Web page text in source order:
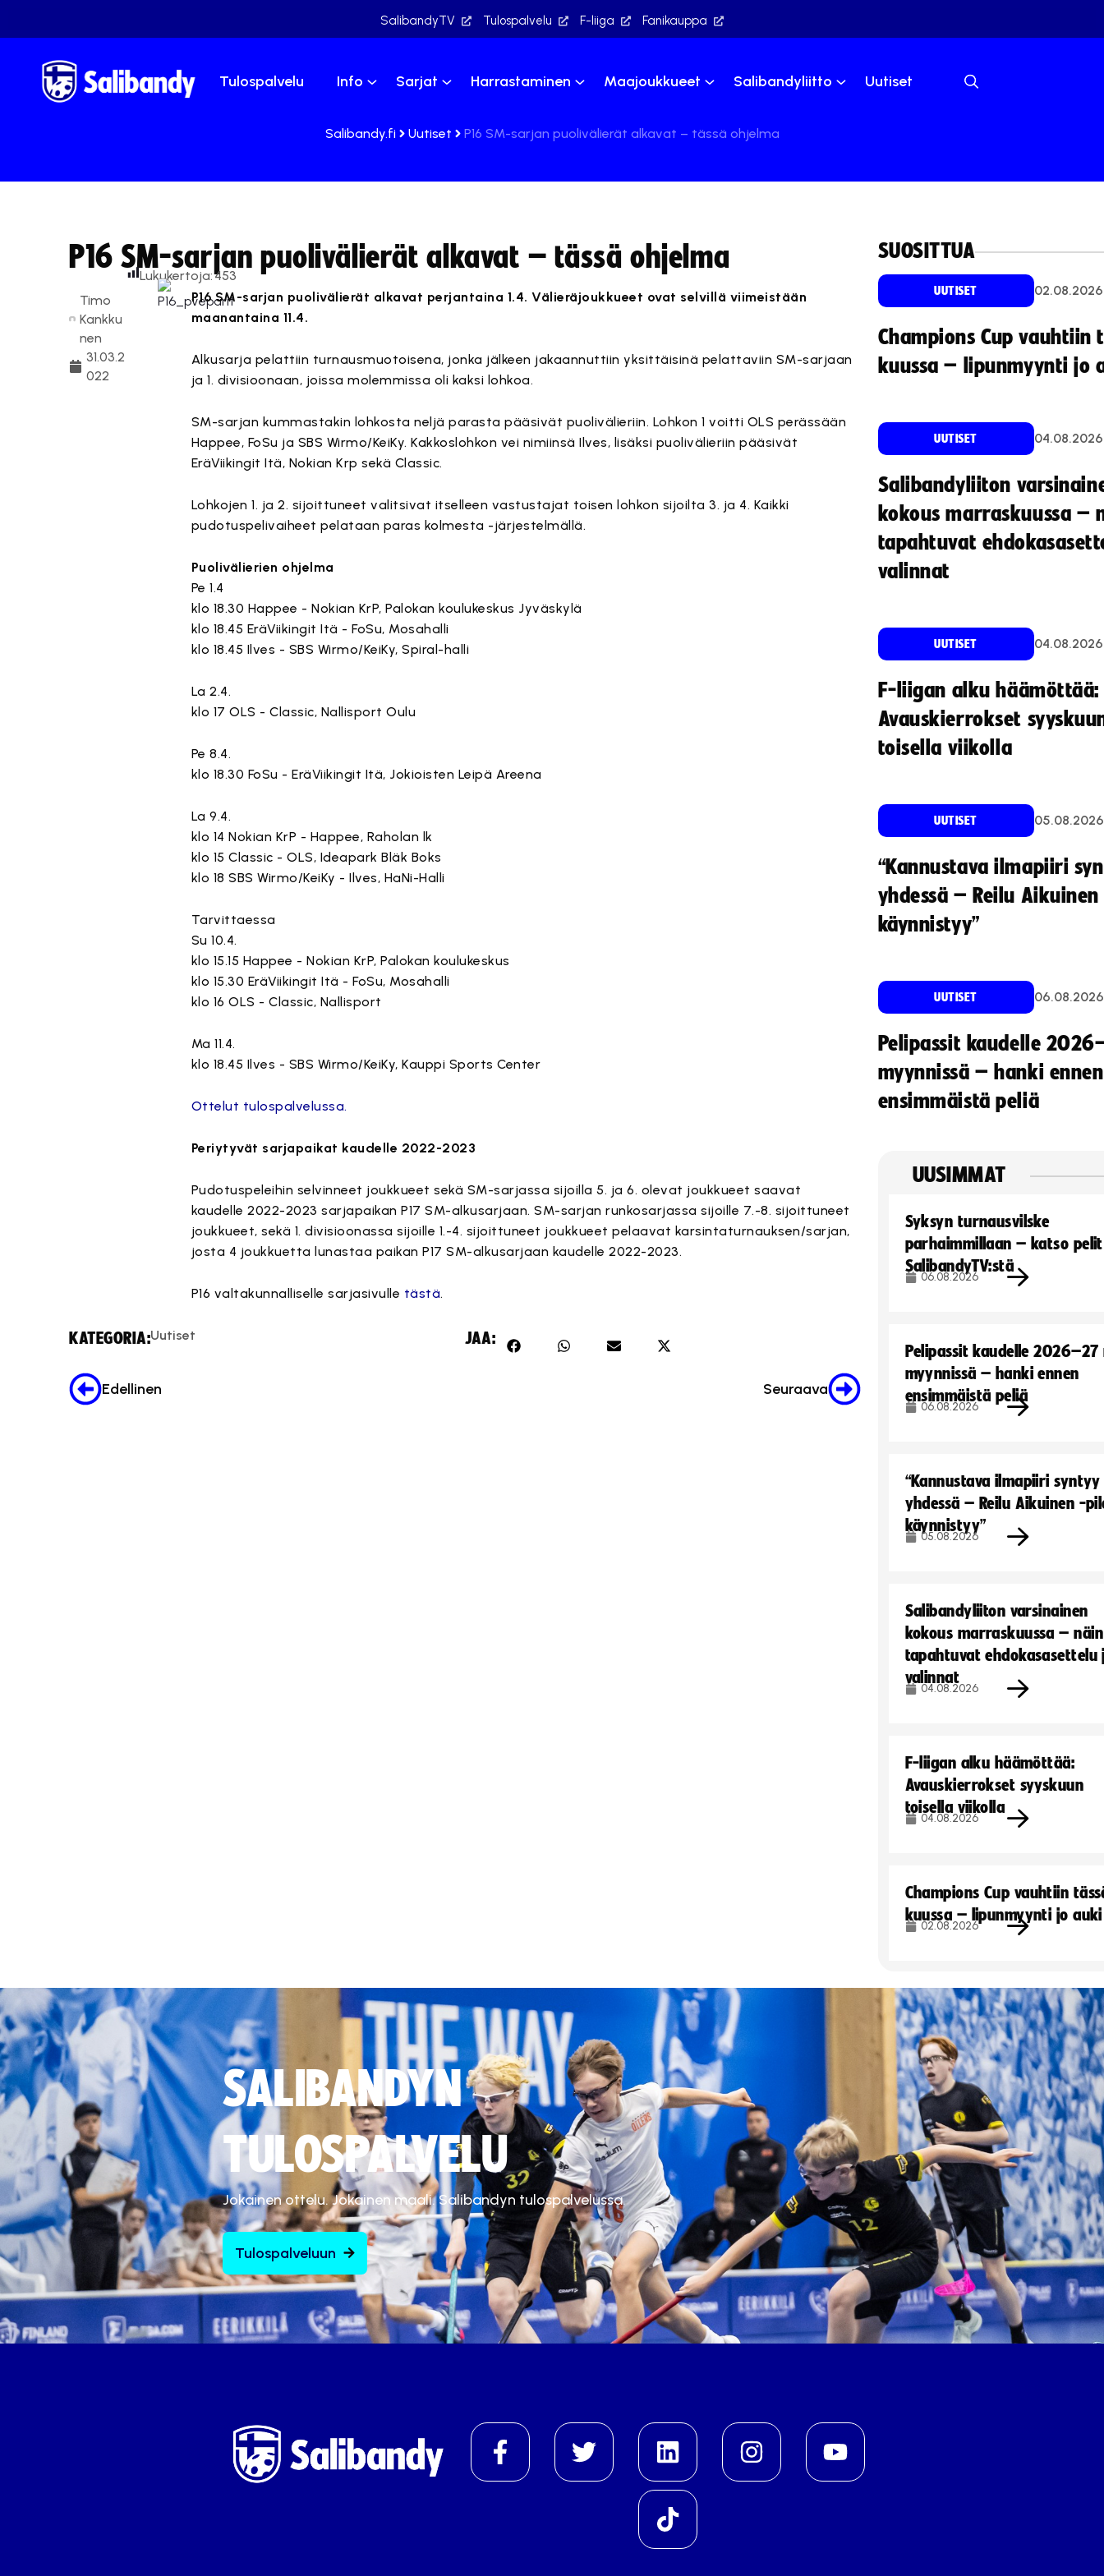
SalibandyTV Tulospalvelu F-liiga Fanikauppa
Tulospalvelu Info Sarjat Harrastaminen Maajoukkueet Salibandyliitto Uutiset
Salibandy.fi Uutiset P16 SM-sarjan puolivälierät alkavat – tässä ohjelma
P16 SM-sarjan puolivälierät alkavat – tässä ohjelma
Timo
Kankku
nen
31.03.2
022
Lukukertoja:453
P16 SM-sarjan puolivälierät alkavat perjantaina 1.4. Välieräjoukkueet ovat selvillä viimeistään
maanantaina 11.4.
Alkusarja pelattiin turnausmuotoisena, jonka jälkeen jakaannuttiin yksittäisinä pelattaviin SM-sarjaan
ja 1. divisioonaan, joissa molemmissa oli kaksi lohkoa.
SM-sarjan kummastakin lohkosta neljä parasta pääsivät puolivälieriin. Lohkon 1 voitti OLS perässään
Happee, FoSu ja SBS Wirmo/KeiKy. Kakkoslohkon vei nimiinsä Ilves, lisäksi puolivälieriin pääsivät
EräViikingit Itä, Nokian Krp sekä Classic.
Lohkojen 1. ja 2. sijoittuneet valitsivat itselleen vastustajat toisen lohkon sijoilta 3. ja 4. Kaikki
pudotuspelivaiheet pelataan paras kolmesta -järjestelmällä.
Puolivälierien ohjelma
Pe 1.4
klo 18.30 Happee - Nokian KrP, Palokan koulukeskus Jyväskylä
klo 18.45 EräViikingit Itä - FoSu, Mosahalli
klo 18.45 Ilves - SBS Wirmo/KeiKy, Spiral-halli
La 2.4.
klo 17 OLS - Classic, Nallisport Oulu
Pe 8.4.
klo 18.30 FoSu - EräViikingit Itä, Jokioisten Leipä Areena
La 9.4.
klo 14 Nokian KrP - Happee, Raholan lk
klo 15 Classic - OLS, Ideapark Bläk Boks
klo 18 SBS Wirmo/KeiKy - Ilves, HaNi-Halli
Tarvittaessa
Su 10.4.
klo 15.15 Happee - Nokian KrP, Palokan koulukeskus
klo 15.30 EräViikingit Itä - FoSu, Mosahalli
klo 16 OLS - Classic, Nallisport
Ma 11.4.
klo 18.45 Ilves - SBS Wirmo/KeiKy, Kauppi Sports Center
Ottelut tulospalvelussa.
Periytyvät sarjapaikat kaudelle 2022-2023
Pudotuspeleihin selvinneet joukkueet sekä SM-sarjassa sijoilla 5. ja 6. olevat joukkueet saavat
kaudelle 2022-2023 sarjapaikan P17 SM-alkusarjaan. SM-sarjan runkosarjassa sijoille 7.-8. sijoittuneet
joukkueet, sekä 1. divisioonassa sijoille 1.-4. sijoittuneet joukkueet pelaavat karsintaturnauksen/sarjan,
josta 4 joukkuetta lunastaa paikan P17 SM-alkusarjaan kaudelle 2022-2023.
P16 valtakunnalliselle sarjasivulle tästä.
KATEGORIA:Uutiset JAA:
Edellinen Seuraava
SUOSITTUA
UUTISET 02.08.2026
Champions Cup vauhtiin
kuussa – lipunmyynti jo
UUTISET 04.08.2026
Salibandyliiton
kokous marraskuussa –
tapahtuvat
valinnat
UUTISET 04.08.2026
F-liigan alku häämöttää:
Avauskierrokset
toisella viikolla
UUTISET 05.08.2026
“Kannustava ilmapiiri
yhdessä – Reilu
käynnistyy”
UUTISET 06.08.2026
Pelipassit kaudelle
myynnissä – hanki ennen
ensimmäistä peliä
UUSIMMAT
Syksyn turnausvilske
parhaimmillaan – katso pelit
SalibandyTV:stä
06.08.2026
Pelipassit kaudelle
myynnissä – hanki ennen
ensimmäistä peliä
06.08.2026
“Kannustava ilmapiiri syntyy
yhdessä – Reilu Aikuinen -
käynnistyy”
05.08.2026
Salibandyliiton varsinainen
kokous marraskuussa – näin
tapahtuvat ehdokasasettelu
valinnat
04.08.2026
F-liigan alku häämöttää:
Avauskierrokset syyskuun
toisella viikolla
04.08.2026
Champions Cup vauhtiin
kuussa – lipunmyynti jo auki
02.08.2026
SALIBANDYN
TULOSPALVELU
Jokainen ottelu. Jokainen maali. Salibandyn tulospalvelussa.
Tulospalveluun